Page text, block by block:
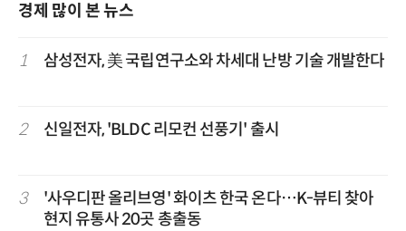
경제 많이 본 뉴스
1 삼성전자, 美 국립연구소와 차세대 난방 기술 개발한다
2 신일전자, 'BLDC 리모컨 선풍기' 출시
3
'사우디판 올리브영' 화이츠 한국 온다…K-뷰티 찾아
현지 유통사 20곳 총출동